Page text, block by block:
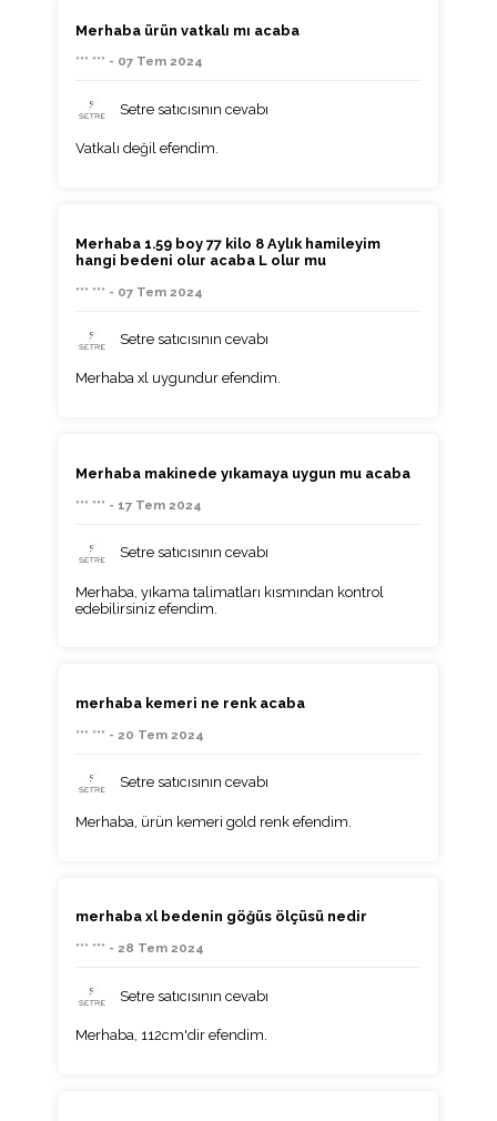
Merhaba ürün vatkalı mı acaba
*** *** - 07 Tem 2024
Setre satıcısının cevabı
Vatkalı değil efendim.
Merhaba 1.59 boy 77 kilo 8 Aylık hamileyim
hangi bedeni olur acaba L olur mu
*** *** - 07 Tem 2024
Setre satıcısının cevabı
Merhaba xl uygundur efendim.
Merhaba makinede yıkamaya uygun mu acaba
*** *** - 17 Tem 2024
Setre satıcısının cevabı
Merhaba, yıkama talimatları kısmından kontrol
edebilirsiniz efendim.
merhaba kemeri ne renk acaba
*** *** - 20 Tem 2024
Setre satıcısının cevabı
Merhaba, ürün kemeri gold renk efendim.
merhaba xl bedenin göğüs ölçüsü nedir
*** *** - 28 Tem 2024
Setre satıcısının cevabı
Merhaba, 112cm'dir efendim.